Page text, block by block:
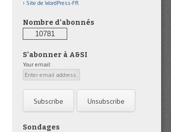
Site de WordPress-FR
Nombre d'abonnés
10781
S'abonner à A&SI
Your email:
Sondages